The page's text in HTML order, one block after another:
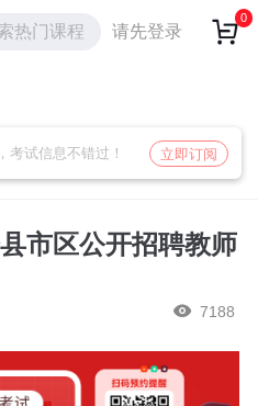
热门课程 请先登录
0
考试信息不错过！ 立即订阅
市区公开招聘教师
7188